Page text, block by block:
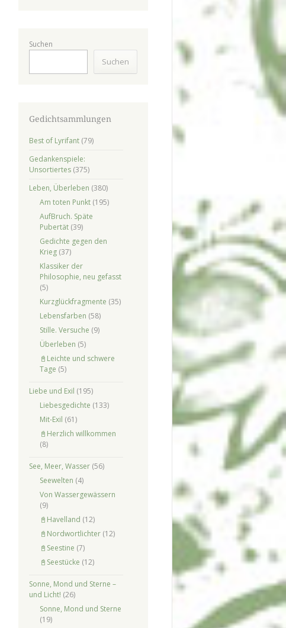
Suchen
Suchen
Gedichtsammlungen
Best of Lyrifant(79)
Gedankenspiele:
Unsortiertes(375)
Leben, Überleben (380)
Am toten Punkt(195)
AufBruch. Späte
Pubertät(39)
Gedichte gegen den
Krieg(37)
Klassiker der
Philosophie, neu gefasst
(5)
Kurzglückfragmente (35)
Lebensfarben (58)
Stille. Versuche (9)
Überleben (5)
📓Leichte und schwere
Tage (5)
Liebe und Exil (195)
Liebesgedichte (133)
Mit-Exil (61)
📓Herzlich willkommen
(8)
See, Meer, Wasser(56)
Seewelten (4)
Von Wassergewässern
(9)
📓Havelland (12)
📓Nordwortlichter(12)
📓Seestine (7)
📓Seestücke (12)
Sonne, Mond und Sterne –
und Licht! (26)
Sonne, Mond und Sterne
(19)